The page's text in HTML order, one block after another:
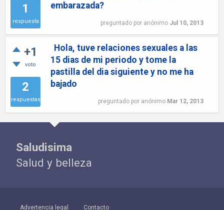
1
respuesta
embarazada?
preguntado por anónimo Jul 10, 2013
+1
voto
2
respuestas
Hola, tuve relaciones sexuales a las
15 dias de mi periodo y tome la
pastilla del dia siguiente y no me ha
bajado
preguntado por anónimo Mar 12, 2013
Saludisima
Salud y belleza
Advertencia legal Contacto